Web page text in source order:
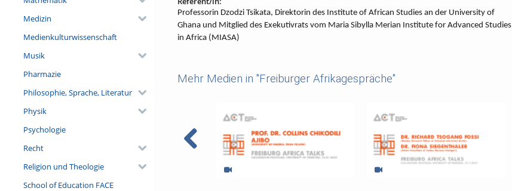
Medizin
Medienkulturwissenschaft
Musik
Pharmazie
Philosophie, Sprache, Literatur
Physik
Psychologie
Recht
Religion und Theologie
School of Education FACE
Professorin Dzodzi Tsikata, Direktorin des Institute of African Studies an der University of
Ghana und Mitglied des Exekutivrats vom Maria Sibylla Merian Institute for Advanced Studies
in Africa (MIASA)
Mehr Medien in "Freiburger Afrikagespräche"